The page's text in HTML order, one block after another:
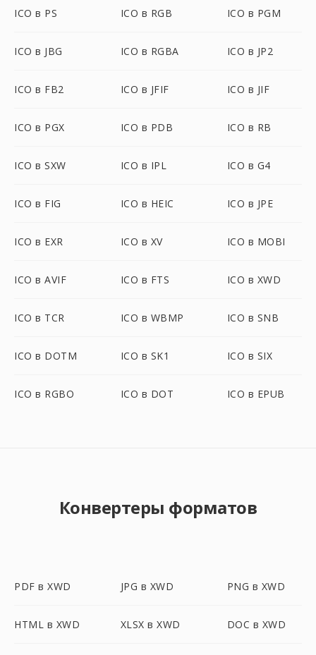
ICO в PS ICO в RGB ICO в PGM
ICO в JBG ICO в RGBA ICO в JP2
ICO в FB2 ICO в JFIF ICO в JIF
ICO в PGX ICO в PDB ICO в RB
ICO в SXW ICO в IPL ICO в G4
ICO в FIG ICO в HEIC ICO в JPE
ICO в EXR ICO в XV ICO в MOBI
ICO в AVIF ICO в FTS ICO в XWD
ICO в TCR ICO в WBMP ICO в SNB
ICO в DOTM ICO в SK1 ICO в SIX
ICO в RGBO ICO в DOT ICO в EPUB
Конвертеры форматов
PDF в XWD JPG в XWD PNG в XWD
HTML в XWD XLSX в XWD DOC в XWD